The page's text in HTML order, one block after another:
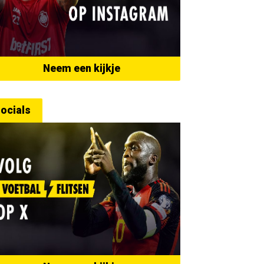
Neem een kijkje